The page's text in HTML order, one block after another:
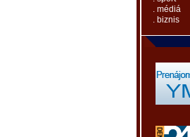
. médiá
. biznis